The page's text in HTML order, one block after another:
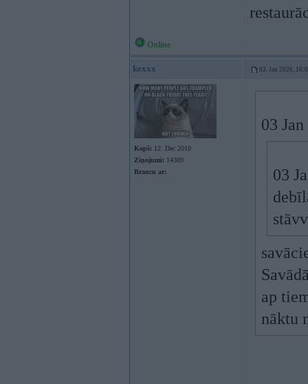
Online
kexxx 03. Jan 2026,
Kopš: 12. Dec 2010
Ziņojumi: 14309
Braucu ar:
03
03
ap
nāktu